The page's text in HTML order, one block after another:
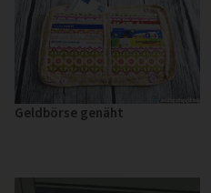
Geldbörse genäht